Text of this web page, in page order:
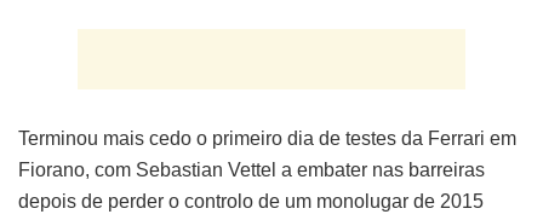
Terminou mais cedo o primeiro dia de testes da Ferrari em
Fiorano, com Sebastian Vettel a embater nas barreiras
depois de perder o controlo de um monolugar de 2015